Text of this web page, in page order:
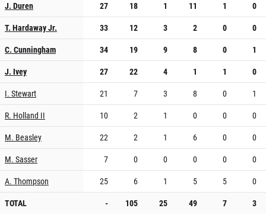
J. Duren
27 18 1 11 1
0
T. Hardaway Jr.
33 12 3 2 0
0
C. Cunningham
34 19 9 8 0
1
J. Ivey
27 22 4 1 1
0
I. Stewart
21 7 3 8 0
1
R. Holland II
10 2 1 0 0
0
M. Beasley
22 2 1 6 0
0
M. Sasser
7 0 0 0 0
0
A. Thompson
25 6 1 5 5
0
TOTAL
- 105 25 49 7 3